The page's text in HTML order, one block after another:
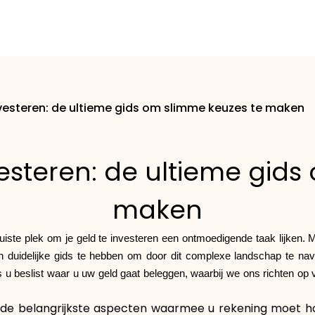
de ultieme gids om slimme keuzes te maken
de ultieme gids
maken
plek om je geld te investeren een ontmoedigende taak lijken.
gids te hebben om door dit complexe landschap te
beslist waar u uw geld gaat beleggen, waarbij we ons richten
belangrijkste aspecten waarmee u rekening moet